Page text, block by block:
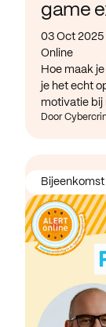
game
03 Oct
Online
Hoe maak
je het echt
motivatie bij
Door
Bijeenkomst